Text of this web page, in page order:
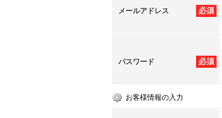
必須
メールアドレス
必須
パスワード
お客様情報の入力